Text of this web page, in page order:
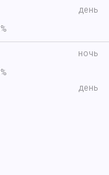
день
%
ночь
%
день